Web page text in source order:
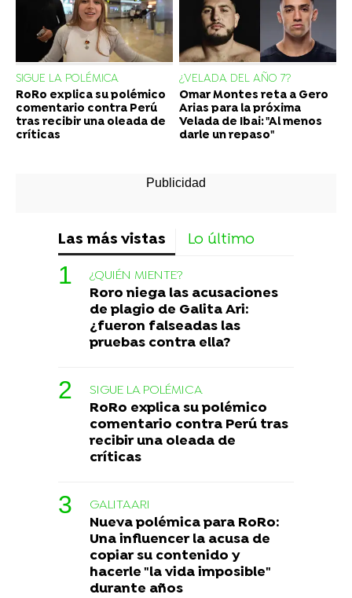
SIGUE LA POLÉMICA
RoRo explica su polémico
comentario contra Perú
tras recibir una oleada de
críticas
¿VELADA DEL AÑO 7?
Omar Montes reta a Gero
Arias para la próxima
Velada de Ibai: "Al menos
darle un repaso"
Las más vistas Lo último
¿QUIÉN MIENTE?
Roro niega las acusaciones
de plagio de Galita Ari:
¿fueron falseadas las
pruebas contra ella?
SIGUE LA POLÉMICA
RoRo explica su polémico
comentario contra Perú tras
recibir una oleada de
críticas
GALITAARI
Nueva polémica para RoRo:
Una influencer la acusa de
copiar su contenido y
hacerle "la vida imposible"
durante años